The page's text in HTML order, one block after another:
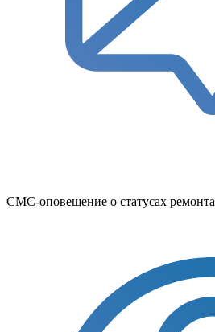
СМС-оповещение о статусах ремонта